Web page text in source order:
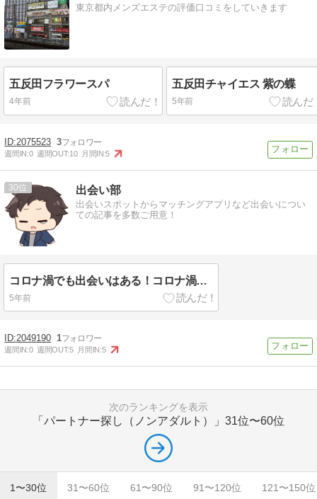
東京都内メンズエステの評価口コミをしていきます
五反田フラワースパ
4年前
五反田チャイエス 紫の蝶
5年前
2075523 3
週間IN:0 週間OUT:10 月間IN:5
30 出会い部
出会いスポットからマッチングアプリなど出会いについ
ての記事を多数ご用意！
コロナ渦でも出会いはある！コロナ渦での出会いの作り方【2021年版】
5年前
2049190 1
週間IN:0 週間OUT:5 月間IN:5
次のランキングを表示
「パートナー探し（ノンアダルト）」 31位〜60位
1〜30位 31〜60位 61〜90位 91〜120位 121〜150位